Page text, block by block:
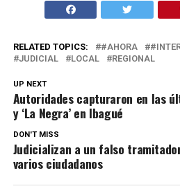
RELATED TOPICS: #AHORA
JUDICIAL
LOCAL REGIONAL
UP NEXT
Autoridades capturaron en las
y ‘La Negra’ en Ibagué
DON'T MISS
Judicializan a un falso
varios ciudadanos